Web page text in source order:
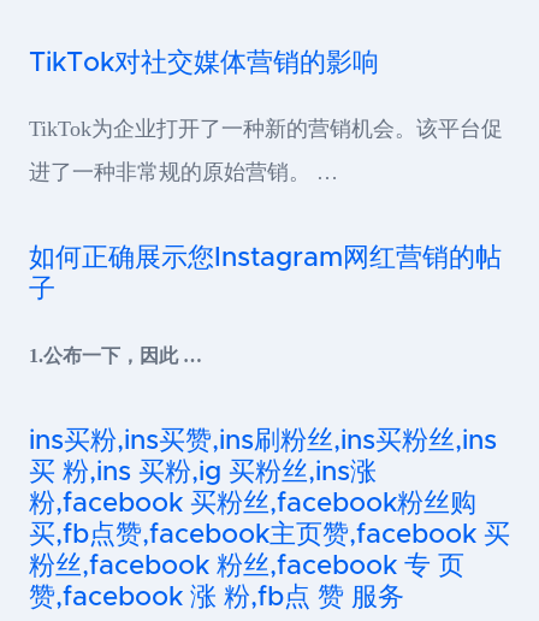
TikTok对社交媒体营销的影响
TikTok为企业打开了一种新的营销机会。该平台促
进了一种非常规的原始营销。 …
如何正确展示您Instagram网红营销的帖
子
1.公布一下，因此 …
ins买粉,ins买赞,ins刷粉丝,ins买粉丝,ins
买 粉,ins 买粉,ig 买粉丝,ins涨
粉,facebook 买粉丝,facebook粉丝购
买,fb点赞,facebook主页赞,facebook 买
粉丝,facebook 粉丝,facebook 专 页
赞,facebook 涨 粉,fb点 赞 服务